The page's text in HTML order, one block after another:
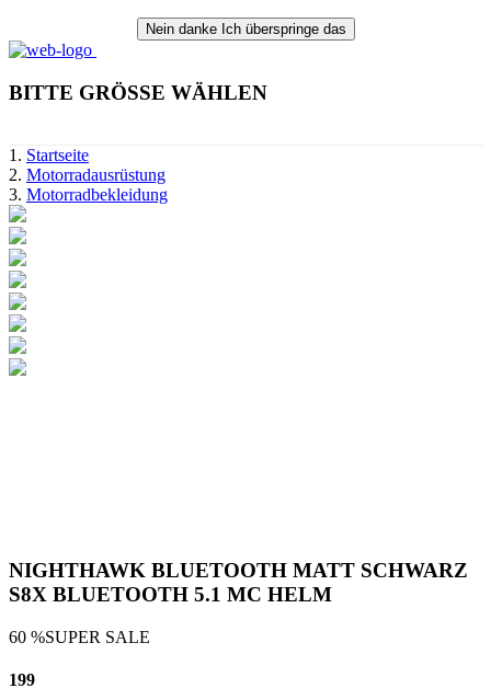
Nein danke Ich überspringe das
BITTE GRÖSSE WÄHLEN
Startseite
Motorradausrüstung
Motorradbekleidung
NIGHTHAWK BLUETOOTH MATT SCHWARZ
S8X BLUETOOTH 5.1 MC HELM
60 %SUPER SALE
199